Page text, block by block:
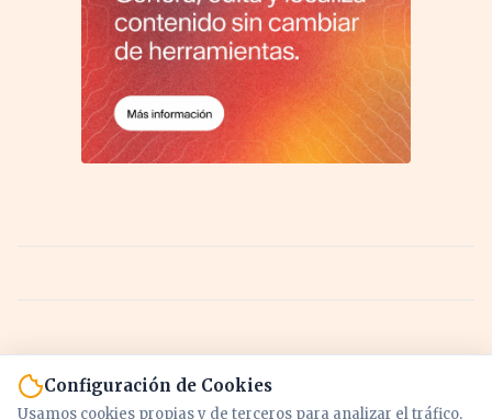
Configuración de Cookies
Usamos cookies propias y de terceros para analizar el tráfico,